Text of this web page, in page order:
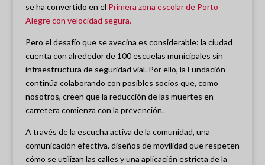
se ha convertido en el Primera zona escolar de Porto
Alegre con velocidad segura.
Pero el desafío que se avecina es considerable: la ciudad
cuenta con alrededor de 100 escuelas municipales sin
infraestructura de seguridad vial. Por ello, la Fundación
continúa colaborando con posibles socios que, como
nosotros, creen que la reducción de las muertes en
carretera comienza con la prevención.
A través de la escucha activa de la comunidad, una
comunicación efectiva, diseños de movilidad que respeten
cómo se utilizan las calles y una aplicación estricta de la